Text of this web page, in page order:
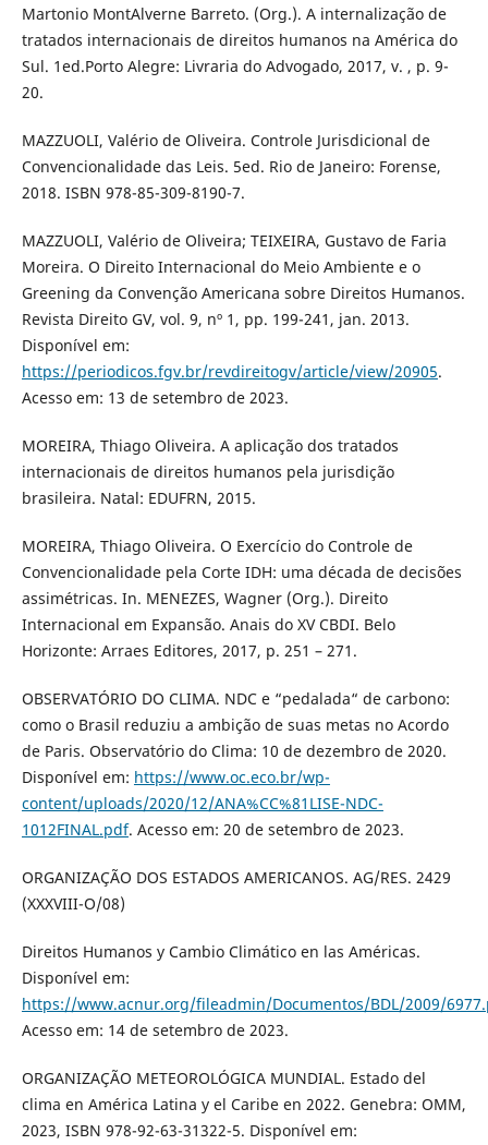
Martonio MontAlverne Barreto. (Org.). A internalização de
tratados internacionais de direitos humanos na América do
Sul. 1ed.Porto Alegre: Livraria do Advogado, 2017, v. , p. 9-
20.
MAZZUOLI, Valério de Oliveira. Controle Jurisdicional de
Convencionalidade das Leis. 5ed. Rio de Janeiro: Forense,
2018. ISBN 978-85-309-8190-7.
MAZZUOLI, Valério de Oliveira; TEIXEIRA, Gustavo de Faria
Moreira. O Direito Internacional do Meio Ambiente e o
Greening da Convenção Americana sobre Direitos Humanos.
Revista Direito GV, vol. 9, nº 1, pp. 199-241, jan. 2013.
Disponível em:
https://periodicos.fgv.br/revdireitogv/article/view/20905.
Acesso em: 13 de setembro de 2023.
MOREIRA, Thiago Oliveira. A aplicação dos tratados
internacionais de direitos humanos pela jurisdição
brasileira. Natal: EDUFRN, 2015.
MOREIRA, Thiago Oliveira. O Exercício do Controle de
Convencionalidade pela Corte IDH: uma década de decisões
assimétricas. In. MENEZES, Wagner (Org.). Direito
Internacional em Expansão. Anais do XV CBDI. Belo
Horizonte: Arraes Editores, 2017, p. 251 – 271.
OBSERVATÓRIO DO CLIMA. NDC e “pedalada“ de carbono:
como o Brasil reduziu a ambição de suas metas no Acordo
de Paris. Observatório do Clima: 10 de dezembro de 2020.
Disponível em: https://www.oc.eco.br/wp-
content/uploads/2020/12/ANA%CC%81LISE-NDC-
1012FINAL.pdf. Acesso em: 20 de setembro de 2023.
ORGANIZAÇÃO DOS ESTADOS AMERICANOS. AG/RES. 2429
(XXXVIII-O/08)
Direitos Humanos y Cambio Climático en las Américas.
Disponível em:
https://www.acnur.org/fileadmin/Documentos/BDL/2009/
Acesso em: 14 de setembro de 2023.
ORGANIZAÇÃO METEOROLÓGICA MUNDIAL. Estado del
clima en América Latina y el Caribe en 2022. Genebra: OMM,
2023, ISBN 978-92-63-31322-5. Disponível em: